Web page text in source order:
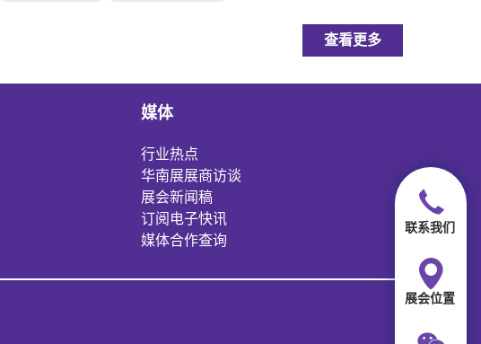
查看更多
媒体
行业热点
华南展展商访谈
展会新闻稿
订阅电子快讯
媒体合作查询
联系我们
展会位置